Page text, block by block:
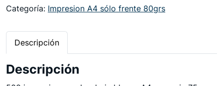
r
s
ó
n
Categoría: Impresion A4 sólo frente 80grs
Descripción
Descripción